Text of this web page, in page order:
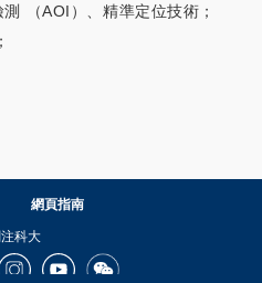
（AOI）、精準定位技術；
網頁指南
科大
YoutubeWechat